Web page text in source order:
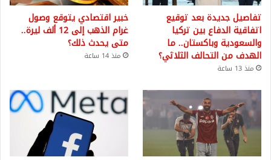
تفاصيل جديدة بعد توقيع
اتفاقية الدفاع بين تركيا
والسعودية وباكستان.. ما
الهدف من التحالف الثلاثي؟
منذ 13 ساعة
خبير اقتصادي يتوقع وصول
غرام الذهب إلى 12 ألف ليرة..
متى يحدث ذلك؟
منذ 14 ساعة